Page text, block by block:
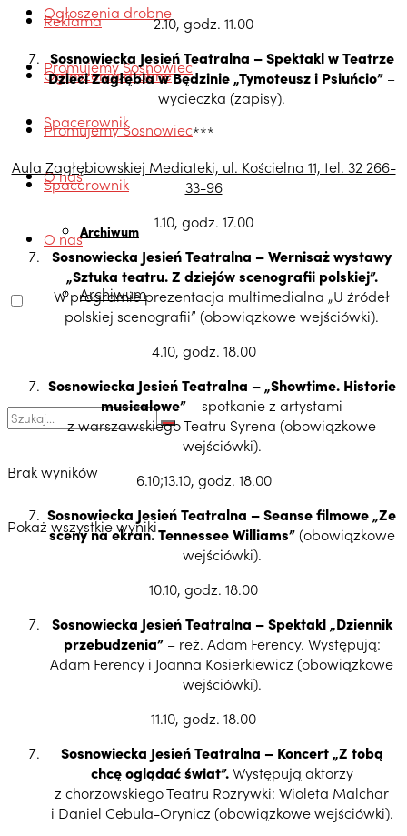
Ogłoszenia drobne
Promujemy Sosnowiec
Spacerownik
O nas
Archiwum
Reklama
Ogłoszenia drobne
Promujemy Sosnowiec
Spacerownik
O nas
Archiwum
Brak wyników
Pokaż wszystkie wyniki
2.10, godz. 11.00
Sosnowiecka Jesień Teatralna – Spektakl w Teatrze
Dzieci Zagłębia w Będzinie „Tymoteusz i Psiuńcio” –
wycieczka (zapisy).
***
Aula Zagłębiowskiej Mediateki, ul. Kościelna 11, tel. 32 266-
33-96
1.10, godz. 17.00
Sosnowiecka Jesień Teatralna – Wernisaż wystawy
„Sztuka teatru. Z dziejów scenografii polskiej”.
W programie prezentacja multimedialna „U źródeł
polskiej scenografii” (obowiązkowe wejściówki).
4.10, godz. 18.00
Sosnowiecka Jesień Teatralna – „Showtime. Historie
musicalowe” – spotkanie z artystami
z warszawskiego Teatru Syrena (obowiązkowe
wejściówki).
6.10;13.10, godz. 18.00
Sosnowiecka Jesień Teatralna – Seanse filmowe „Ze
sceny na ekran. Tennessee Williams”(obowiązkowe
wejściówki).
10.10, godz. 18.00
Sosnowiecka Jesień Teatralna – Spektakl „Dziennik
przebudzenia”– reż. Adam Ferency. Występują:
Adam Ferency i Joanna Kosierkiewicz (obowiązkowe
wejściówki).
11.10, godz. 18.00
Sosnowiecka Jesień Teatralna – Koncert „Z tobą
chcę oglądać świat”.Występują aktorzy
z chorzowskiego Teatru Rozrywki: Wioleta Malchar
i Daniel Cebula-Orynicz (obowiązkowe wejściówki).